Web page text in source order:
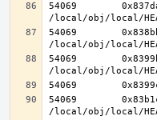
54069
54069
54069
54069